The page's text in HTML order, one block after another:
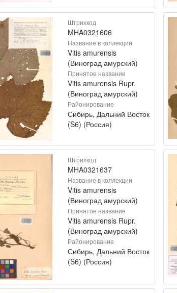
Штрихкод
MHA0321606
Название в коллекции
Vitis amurensis
(Виноград амурский)
Принятое название
Vitis amurensis Rupr.
(Виноград амурский)
Районирование
Сибирь, Дальний Восток
(S6) (Россия)
Штрихкод
MHA0321637
Название в коллекции
Vitis amurensis
(Виноград амурский)
Принятое название
Vitis amurensis Rupr.
(Виноград амурский)
Районирование
Сибирь, Дальний Восток
(S6) (Россия)